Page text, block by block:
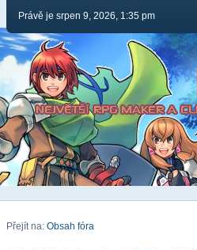
Právě je srpen 9, 2026, 1:35 pm
Přejít na: Obsah fóra